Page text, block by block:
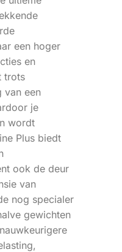
een hoger
en
trots
van een
je
wordt
Plus biedt
ook de deur
van
nog specialer
gewichten